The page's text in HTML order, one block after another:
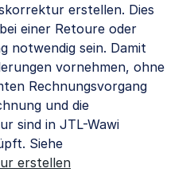
erstellen. Dies
einer Retoure oder
notwendig sein. Damit
vornehmen, ohne
Rechnungsvorgang
und die
sind in JTL-Wawi
Siehe
erstellen